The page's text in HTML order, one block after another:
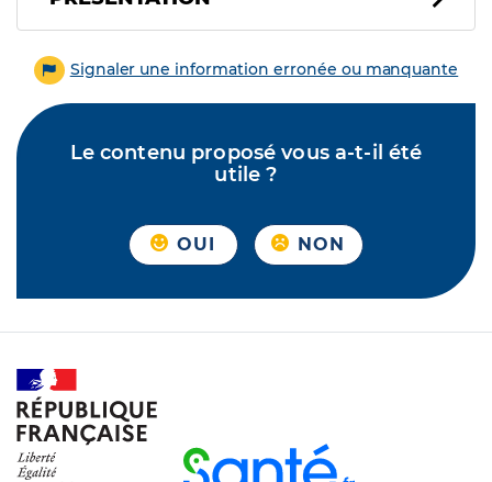
Signaler une information erronée ou manquante
Le contenu proposé vous a-t-il été
utile ?
OUI NON